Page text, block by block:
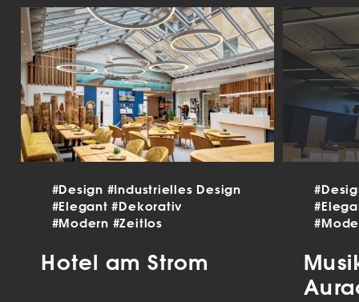
#Design #Industrielles Design
#Elegant#Dekorativ
#Modern #Zeitlos
Hotel am Strom